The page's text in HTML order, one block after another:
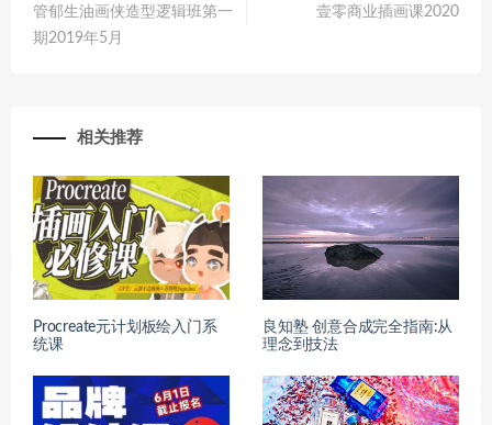
管郁生油画侠造型逻辑班第一
期2019年5月
壹零商业插画课2020
相关推荐
Procreate元计划板绘入门系
统课
良知塾 创意合成完全指南:从
理念到技法